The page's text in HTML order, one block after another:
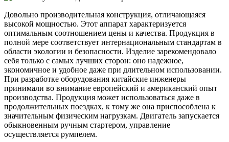
Довольно производительная конструкция, отличающаяся
высокой мощностью. Этот аппарат характеризуется
оптимальным соотношением цены и качества. Продукция в
полной мере соответствует интернациональным стандартам в
области экологии и безопасности. Изделие зарекомендовало
себя только с самых лучших сторон: оно надежное,
экономичное и удобное даже при длительном использовании.
При разработке оборудования китайские инженеры
принимали во внимание европейский и американский опыт
производства. Продукция может использоваться даже в
продолжительных поездках, к тому же она приспособлена к
значительным физическим нагрузкам. Двигатель запускается
обыкновенным ручным стартером, управление
осуществляется румпелем.